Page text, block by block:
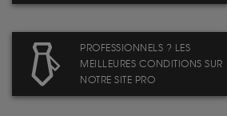
PROFESSIONNELS ? LES
MEILLEURES CONDITIONS SUR
NOTRE SITE PRO